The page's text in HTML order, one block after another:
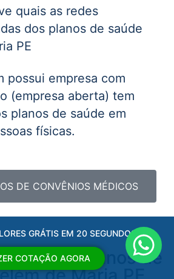
quais as redes
dos planos de saúde
PE
possui empresa com
(empresa aberta) tem
planos de saúde em
físicas.
DE CONVÊNIOS MÉDICOS
sobre planos de
GRÁTIS EM 20 SEGUNDOS
COTAÇÃO AGORA